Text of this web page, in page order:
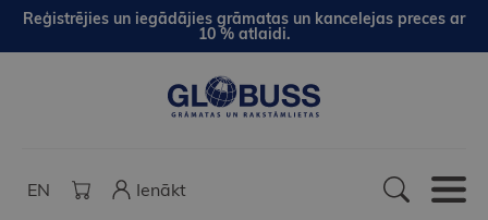
Reģistrējies un iegādājies grāmatas un kancelejas preces ar
10 % atlaidi.
EN Ienākt